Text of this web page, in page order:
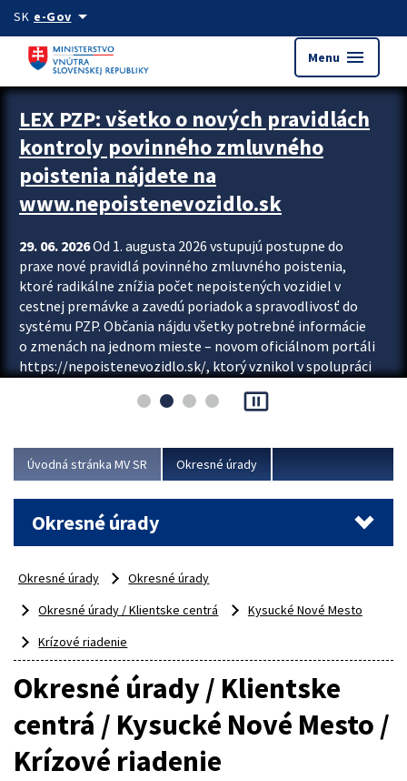
Preskocit na hlavný obsah
SK e-Govarrow_drop_down
Menu menu
Zastavit automatický posun upútavok
LEX PZP: všetko o nových pravidlách
kontroly povinného zmluvného
poistenia nájdete na
www.nepoistenevozidlo.sk
29. 06. 2026Od 1. augusta 2026 vstupujú postupne do
praxe nové pravidlá povinného zmluvného poistenia,
ktoré radikálne znížia počet nepoistených vozidiel v
cestnej premávke a zavedú poriadok a spravodlivosť do
systému PZP. Občania nájdu všetky potrebné informácie
o zmenách na jednom mieste – novom oficiálnom portáli
https://nepoistenevozidlo.sk/, ktorý vznikol v spolupráci
asociácie poisťovní (SLASPO) a Ministerstva vnútra SR.
Viac
pause_presentation
Úvodná stránka MV SR Okresné úrady
Okresné úrady
Okresné úrady
Okresné úrady
Okresné úrady / Klientske centrá
Kysucké Nové Mesto
Krízové riadenie
Okresné úrady / Klientske
centrá / Kysucké Nové Mesto /
Krízové riadenie